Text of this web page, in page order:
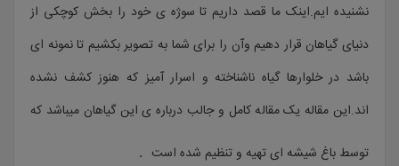
نشنیده ایم.اینک ما قصد داریم تا سوژه ی خود را بخش کوچکی از
دنیای گیاهان قرار دهیم وآن را برای شما به تصویر بکشیم تا نمونه ای
باشد در خلوارها گیاه ناشناخته و اسرار آمیز که هنوز کشف نشده
اند.این مقاله یک مقاله کامل و جالب درباره ی این گیاهان میباشد که
توسط باغ شیشه ای تهیه و تنظیم شده است .